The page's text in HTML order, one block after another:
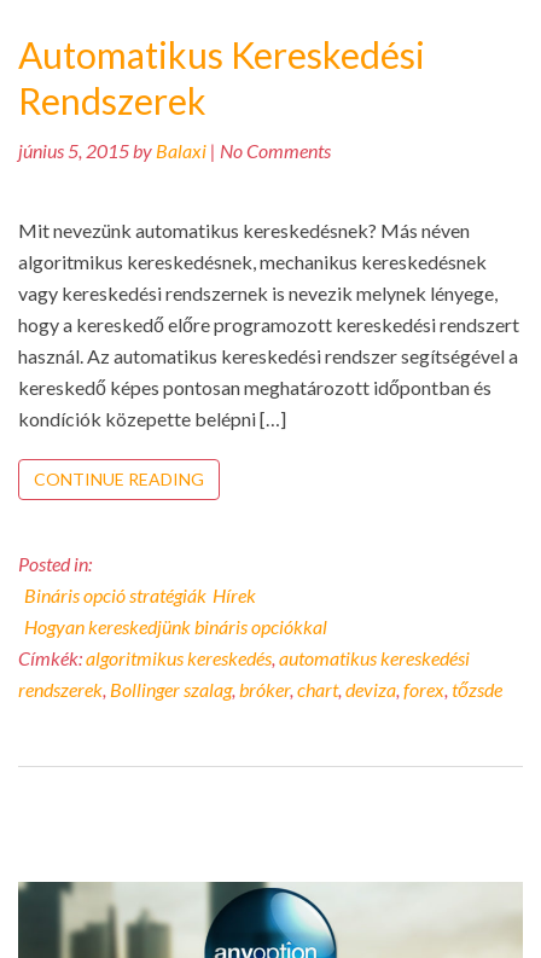
Automatikus Kereskedési
Rendszerek
június 5, 2015 by Balaxi | No Comments
Mit nevezünk automatikus kereskedésnek? Más néven
algoritmikus kereskedésnek, mechanikus kereskedésnek
vagy kereskedési rendszernek is nevezik melynek lényege,
hogy a kereskedő előre programozott kereskedési rendszert
használ. Az automatikus kereskedési rendszer segítségével a
kereskedő képes pontosan meghatározott időpontban és
kondíciók közepette belépni […]
CONTINUE READING
Posted in:
Bináris opció stratégiák Hírek
Hogyan kereskedjünk bináris opciókkal
Címkék:algoritmikus kereskedés, automatikus kereskedési
rendszerek, Bollinger szalag, bróker, chart, deviza, forex, tőzsde